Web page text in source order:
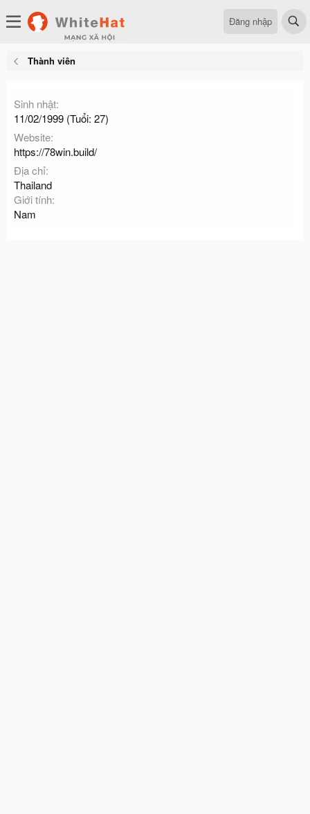
Đăng nhập
Thành viên
Sinh nhật
11/02/1999 (Tuổi: 27)
Website
https://78win.build/
Địa chỉ
Thailand
Giới tính
Nam